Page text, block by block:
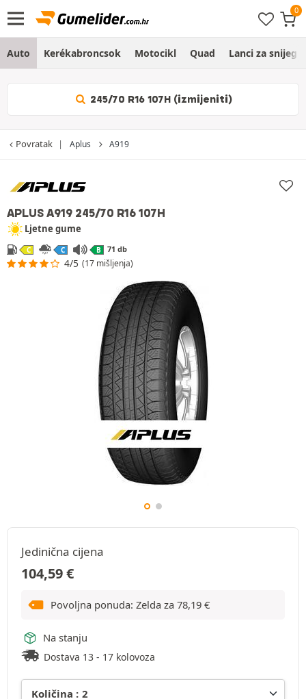
Auto Kerékabroncsok Motocikl Quad Lanci za snijeg
245/70 R16 107H (izmijeniti)
Povratak Aplus A919
APLUS A919 245/70 R16 107H
Ljetne gume
C C B 71 db
4/5 (17 mišljenja)
Jedinična cijena
104,59€
Povoljna ponuda: Zelda za 78,19 €
Na stanju
Dostava 13 - 17 kolovoza